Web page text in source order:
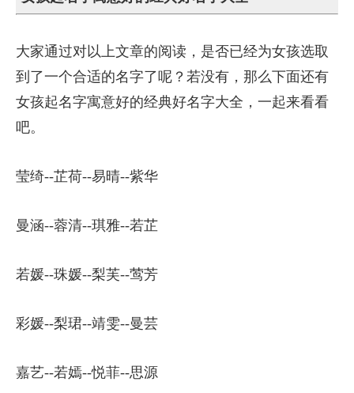
大家通过对以上文章的阅读，是否已经为女孩选取
到了一个合适的名字了呢？若没有，那么下面还有
女孩起名字寓意好的经典好名字大全，一起来看看
吧。
莹绮--芷荷--易晴--紫华
曼涵--蓉清--琪雅--若芷
若媛--珠媛--梨芙--莺芳
彩媛--梨珺--靖雯--曼芸
嘉艺--若嫣--悦菲--思源